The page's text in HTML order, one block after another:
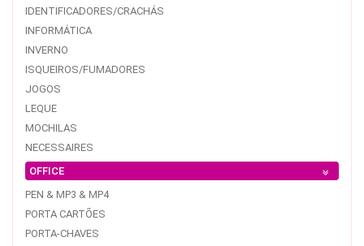
IDENTIFICADORES/CRACHÁS
INFORMÁTICA
INVERNO
ISQUEIROS/FUMADORES
JOGOS
LEQUE
MOCHILAS
NECESSAIRES
OFFICE
PEN & MP3 & MP4
PORTA CARTÕES
PORTA-CHAVES